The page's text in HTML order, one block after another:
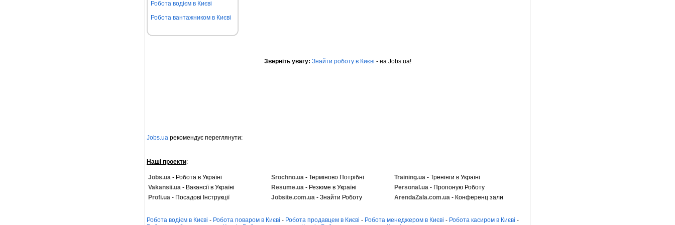
Робота водієм в Києві
Робота вантажником в Києві
Зверніть увагу: Знайти роботу в Києві - на Jobs.ua!
Jobs.ua рекомендує переглянути:
Наші проекти:
Jobs.ua - Робота в Україні Srochno.ua - Терміново Потрібні Training.ua - Тренінги в Україні
Vakansii.ua - Вакансії в Україні Resume.ua - Резюме в Україні Personal.ua - Пропоную Роботу
Profi.ua - Посадові Інструкції Jobsite.com.ua - Знайти Роботу ArendaZala.com.ua - Конференц зали
Робота водієм в Києві - Робота поваром в Києві - Робота продавцем в Києві - Робота менеджером в Києві - Робота касиром в Києві -